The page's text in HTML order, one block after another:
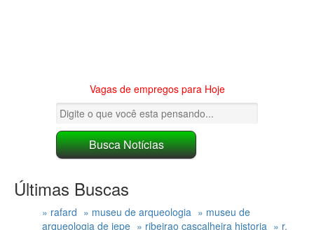
Vagas de empregos para Hoje